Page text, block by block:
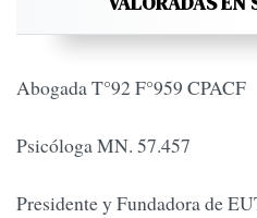
Abogada T°92 F°959 CPACF
Psicóloga MN. 57.457
Presidente y Fundadora de